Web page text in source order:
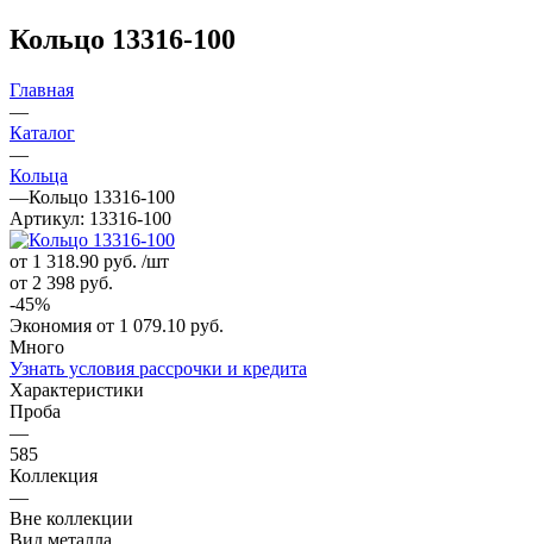
Кольцо 13316-100
Главная
—
Каталог
—
Кольца
—Кольцо 13316-100
Артикул: 13316-100
от 1 318.90 руб. /шт
от 2 398 руб.
-45%
Экономия от 1 079.10 руб.
Много
Узнать условия рассрочки и кредита
Характеристики
Проба
—
585
Коллекция
—
Вне коллекции
Вид металла